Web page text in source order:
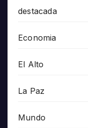
destacada
Economia
El Alto
La Paz
Mundo